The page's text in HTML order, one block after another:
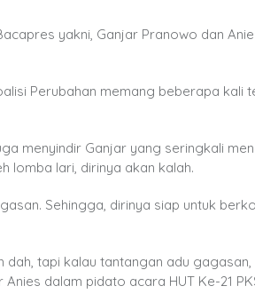
yakni, Ganjar Pranowo dan
Perubahan memang beberapa kali
menyindir Ganjar yang seringkali
lomba lari, dirinya akan kalah.
Sehingga, dirinya siap untuk
dah, tapi kalau tantangan adu
dalam pidato acara HUT Ke-21